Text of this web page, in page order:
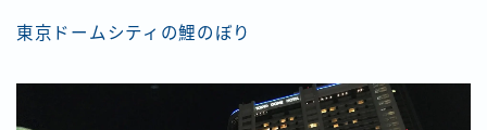
東京ドームシティの鯉のぼり